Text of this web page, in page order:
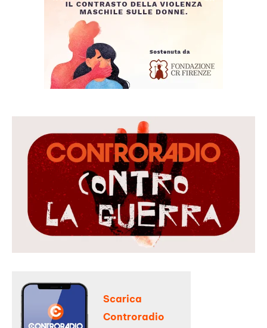
Scarica
Controradio